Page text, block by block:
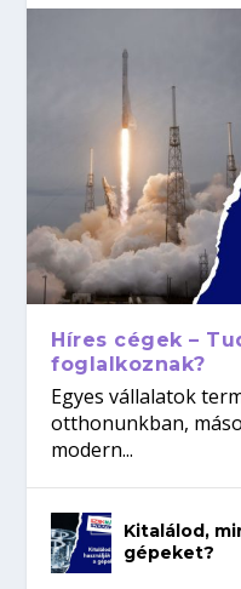
Híres cégek –
foglalkoznak?
Egyes vállalatok
otthonunkban,
modern...
Kitalálod,
gépeket?